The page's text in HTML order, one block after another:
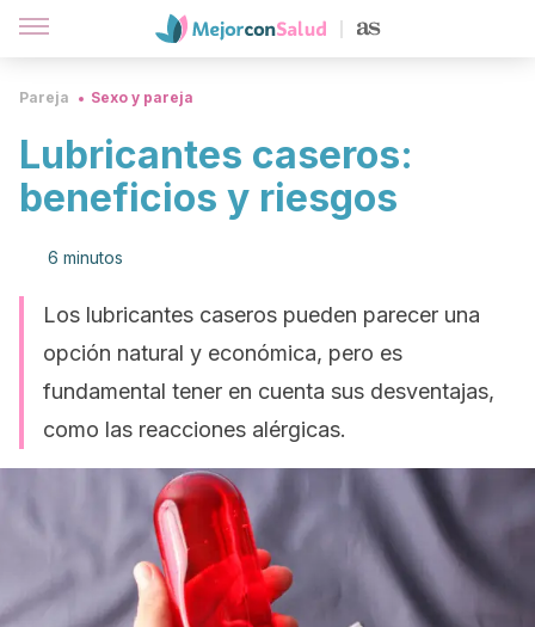
Pareja Sexo y pareja
Lubricantes caseros:
beneficios y riesgos
6 minutos
Los lubricantes caseros pueden parecer una
opción natural y económica, pero es
fundamental tener en cuenta sus desventajas,
como las reacciones alérgicas.